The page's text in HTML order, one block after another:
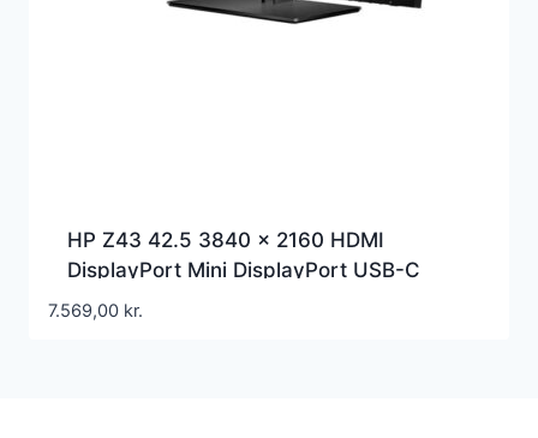
HP Z43 42.5 3840 x 2160 HDMI
DisplayPort Mini DisplayPort USB-C
60Hz
7.569,00 kr.